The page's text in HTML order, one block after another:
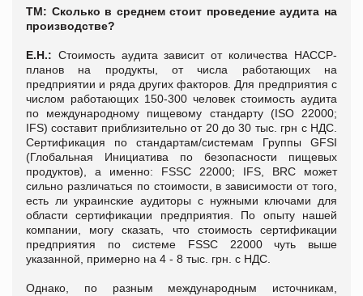
ТМ: Сколько в среднем стоит проведение аудита на
производстве?
Е.Н.: Стоимость аудита зависит от количества НАССР-
планов на продукты, от числа работающих на
предприятии и ряда других факторов. Для предприятия с
числом работающих 150-300 человек стоимость аудита
по международному пищевому стандарту (ISO 22000;
IFS) составит приблизительно от 20 до 30 тыс. грн с НДС.
Сертификация по стандартам/системам Группы GFSI
(Глобальная Инициатива по безопасности пищевых
продуктов), а именно: FSSC 22000; IFS, BRC может
сильно различаться по стоимости, в зависимости от того,
есть ли украинские аудиторы с нужными ключами для
области сертификации предприятия. По опыту нашей
компании, могу сказать, что стоимость сертификации
предприятия по системе FSSC 22000 чуть выше
указанной, примерно на 4 - 8 тыс. грн. с НДС.
Однако, по разным международным источникам,